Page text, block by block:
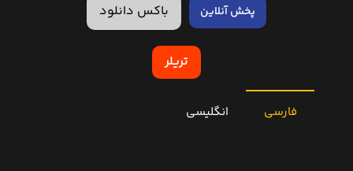
پخش آنلاین باکس دانلود
تریلر
فارسی انگلیسی